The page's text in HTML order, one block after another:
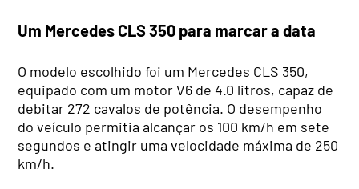
Um Mercedes CLS 350 para marcar a data
O modelo escolhido foi um Mercedes CLS 350,
equipado com um motor V6 de 4.0 litros, capaz de
debitar 272 cavalos de potência. O desempenho
do veículo permitia alcançar os 100 km/h em sete
segundos e atingir uma velocidade máxima de 250
km/h.